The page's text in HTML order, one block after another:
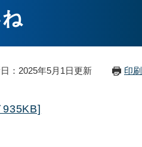
：2025年5月1日更新 印